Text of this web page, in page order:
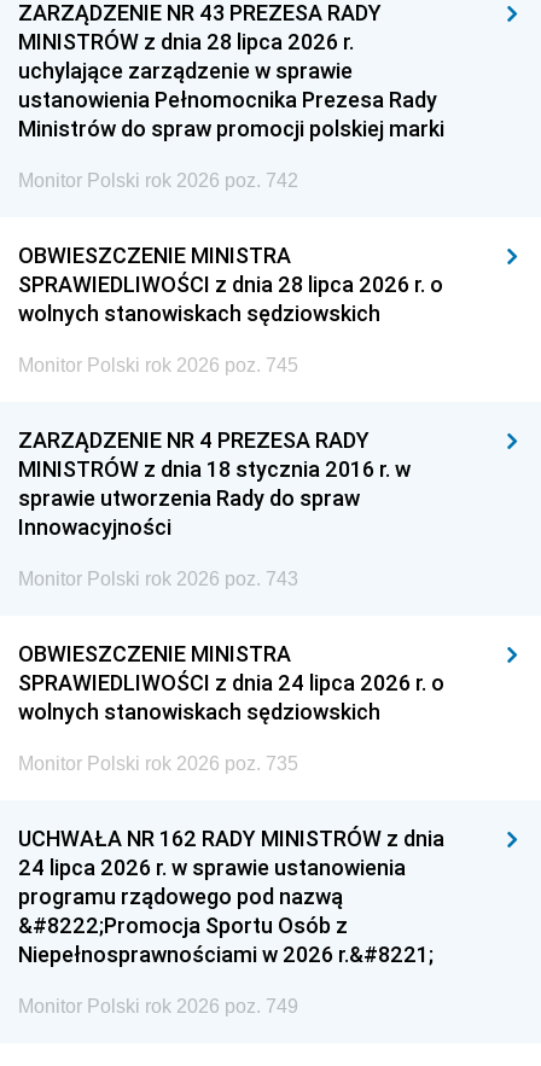
ZARZĄDZENIE NR 43 PREZESA RADY
MINISTRÓW z dnia 28 lipca 2026 r.
uchylające zarządzenie w sprawie
ustanowienia Pełnomocnika Prezesa Rady
Ministrów do spraw promocji polskiej marki
Monitor Polski rok 2026 poz. 742
OBWIESZCZENIE MINISTRA
SPRAWIEDLIWOŚCI z dnia 28 lipca 2026 r. o
wolnych stanowiskach sędziowskich
Monitor Polski rok 2026 poz. 745
ZARZĄDZENIE NR 4 PREZESA RADY
MINISTRÓW z dnia 18 stycznia 2016 r. w
sprawie utworzenia Rady do spraw
Innowacyjności
Monitor Polski rok 2026 poz. 743
OBWIESZCZENIE MINISTRA
SPRAWIEDLIWOŚCI z dnia 24 lipca 2026 r. o
wolnych stanowiskach sędziowskich
Monitor Polski rok 2026 poz. 735
UCHWAŁA NR 162 RADY MINISTRÓW z dnia
24 lipca 2026 r. w sprawie ustanowienia
programu rządowego pod nazwą
&#8222;Promocja Sportu Osób z
Niepełnosprawnościami w 2026 r.&#8221;
Monitor Polski rok 2026 poz. 749